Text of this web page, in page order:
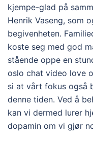
kjempe-glad på
Henrik Vaseng, som
begivenheten.
koste seg med god
stående oppe en
oslo chat video love
si at vårt fokus også
denne tiden. Ved å
kan vi dermed lurer
dopamin om vi gjør